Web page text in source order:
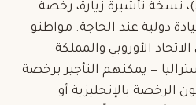
نسخة تأشيرة زيارة، رخصة
دولية عند الحاجة. مواطنو
الأوروبي والمملكة
— يمكنهم التأجير برخصة
الرخصة بالإنجليزية أو